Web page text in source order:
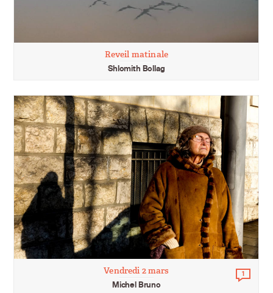
Reveil matinale
Shlomith Bollag
Vendredi 2 mars
Michel Bruno
1